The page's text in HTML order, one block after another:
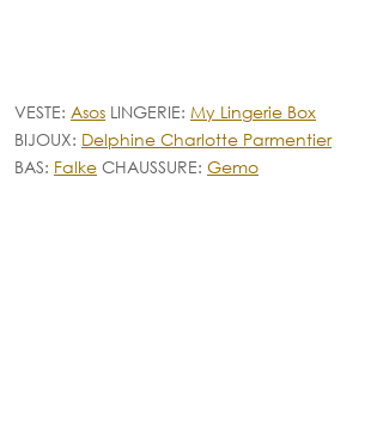
VESTE: Asos LINGERIE: My Lingerie Box
BIJOUX: Delphine Charlotte Parmentier
BAS: Falke CHAUSSURE: Gemo